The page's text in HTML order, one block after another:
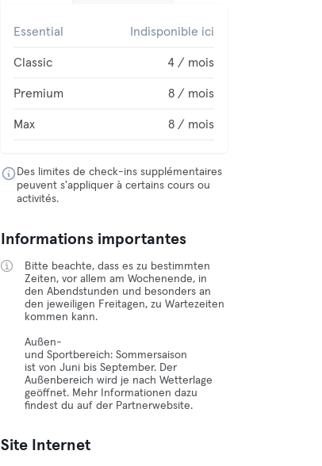
Essential Indisponible ici
Classic 4 / mois
Premium 8 / mois
Max 8 / mois
Des limites de check-ins supplémentaires
peuvent s'appliquer à certains cours ou
activités.
Informations importantes
Bitte beachte, dass es zu bestimmten
Zeiten, vor allem am Wochenende, in
den Abendstunden und besonders an
den jeweiligen Freitagen, zu Wartezeiten
kommen kann.
Außen-
und Sportbereich: Sommersaison
ist von Juni bis September. Der
Außenbereich wird je nach Wetterlage
geöffnet. Mehr Informationen dazu
findest du auf der Partnerwebsite.
Site Internet